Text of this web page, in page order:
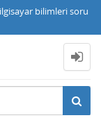
bilimleri soru